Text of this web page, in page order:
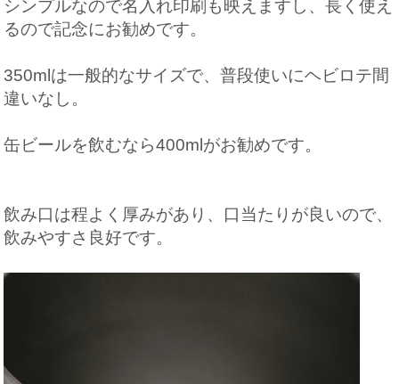
シンプルなので名入れ印刷も映えますし、長く使え
るので記念にお勧めです。
350mlは一般的なサイズで、普段使いにヘビロテ間
違いなし。
缶ビールを飲むなら400mlがお勧めです。
飲み口は程よく厚みがあり、口当たりが良いので、
飲みやすさ良好です。